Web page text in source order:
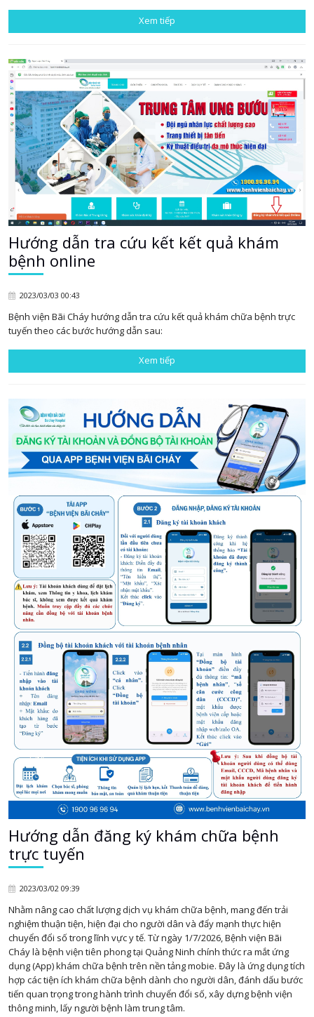
Xem tiếp
Hướng dẫn tra cứu kết kết quả khám
bệnh online
2023/03/03 00:43
Bệnh viện Bãi Cháy hướng dẫn tra cứu kết quả khám chữa bệnh trực
tuyến theo các bước hướng dẫn sau:
Xem tiếp
Hướng dẫn đăng ký khám chữa bệnh
trực tuyến
2023/03/02 09:39
Nhằm nâng cao chất lượng dịch vụ khám chữa bệnh, mang đến trải
nghiệm thuận tiện, hiện đại cho người dân và đẩy mạnh thực hiện
chuyển đổi số trong lĩnh vực y tế. Từ ngày 1/7/2026, Bệnh viện Bãi
Cháy là bệnh viện tiên phong tại Quảng Ninh chính thức ra mắt ứng
dụng (App) khám chữa bệnh trên nền tảng mobie. Đây là ứng dụng tích
hợp các tiện ích khám chữa bệnh dành cho người dân, đánh dấu bước
tiến quan trọng trong hành trình chuyển đổi số, xây dựng bệnh viện
thông minh, lấy người bệnh làm trung tâm.